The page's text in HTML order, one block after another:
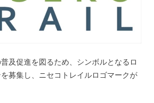
及促進を図るため、シンボルとなるロ
募集し、ニセコトレイルロゴマークが